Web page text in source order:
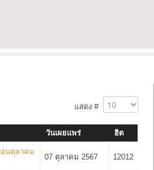
แสดง #
วันเผยแพร่ ฮิต
นตุลาคม
07 ตุลาคม 2567 12012